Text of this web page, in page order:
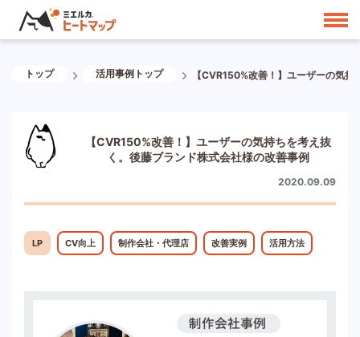
トップ 活用事例トップ 【CVR150%改善！】ユーザーの気
【CVR150%改善！】ユーザーの気持ちを考え抜
く。後藤ブランド株式会社様の改善事例
2020.09.09
LP CV向上 制作会社・代理店 改善実例 活用方法